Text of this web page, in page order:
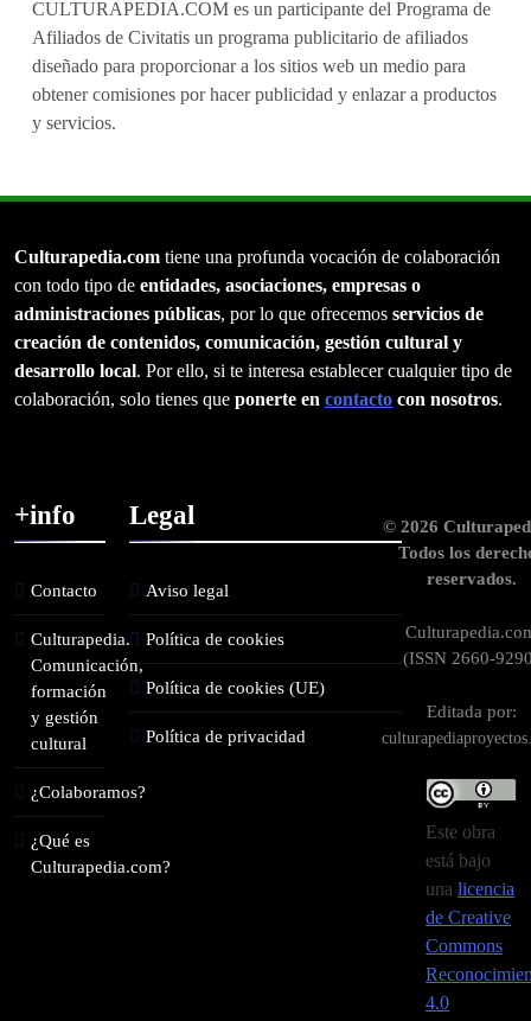
CULTURAPEDIA.COM es un participante del Programa de
Afiliados de Civitatis un programa publicitario de afiliados
diseñado para proporcionar a los sitios web un medio para
obtener comisiones por hacer publicidad y enlazar a productos
y servicios.
Culturapedia.com tiene una profunda vocación de colaboración
con todo tipo de entidades, asociaciones, empresas o
administraciones públicas, por lo que ofrecemos servicios de
creación de contenidos, comunicación, gestión cultural y
desarrollo local. Por ello, si te interesa establecer cualquier tipo de
colaboración, solo tienes que ponerte en contacto con nosotros.
+info
Contacto
Culturapedia.
Comunicación,
formación
y gestión
cultural
¿Colaboramos?
¿Qué es
Culturapedia.com?
Legal
Aviso legal
Política de cookies
Política de cookies (UE)
Política de privacidad
© 2026
Todos los
reservados.
(ISSN 2660-
Editada por:
Este obra
está bajo
unalicencia
de Creative
Commons
4.0